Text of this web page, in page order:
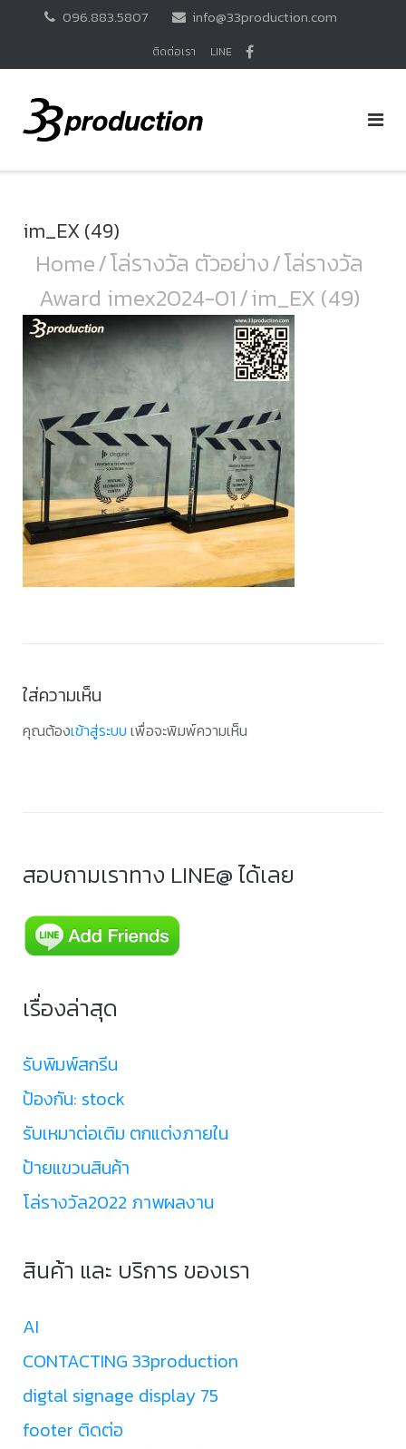
096.883.5807 info@33production.com
ติดต่อเรา LINE
im_EX (49)
Home/โล่รางวัล ตัวอย่าง/โล่รางวัล
Award imex2024-01/im_EX (49)
ใส่ความเห็น
คุณต้องเข้าสู่ระบบ เพื่อจะพิมพ์ความเห็น
สอบถามเราทาง LINE@ ได้เลย
เรื่องล่าสุด
รับพิมพ์สกรีน
ป้องกัน: stock
รับเหมาต่อเติม ตกแต่งภายใน
ป้ายแขวนสินค้า
โล่รางวัล2022 ภาพผลงาน
สินค้า และ บริการ ของเรา
AI
CONTACTING 33production
digtal signage display 75
footer ติดต่อ